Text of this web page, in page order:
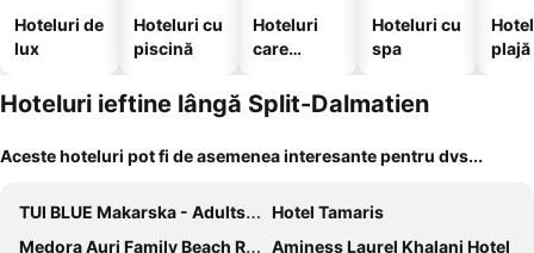
Hoteluri de
lux
Hoteluri cu
piscină
Hoteluri
care
animale
Hoteluri cu
spa
plajă
Hoteluri ieftine lângă Split-Dalmatien
Aceste hoteluri pot fi de asemenea interesante pentru dvs...
TUI BLUE Makarska - Adults Only
Hotel Tamaris
Medora Auri Family Beach Resort
Aminess Laurel Khalani Hotel